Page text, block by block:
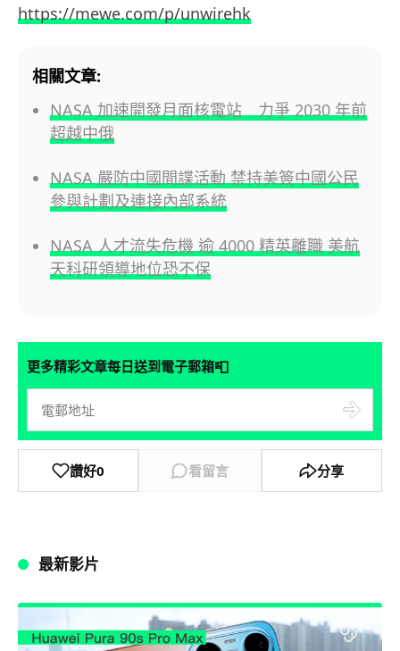
https://mewe.com/p/unwirehk
相關文章:
NASA 加速開發月面核電站 力爭 2030 年前
超越中俄
NASA 嚴防中國間諜活動 禁持美簽中國公民
參與計劃及連接內部系統
NASA 人才流失危機 逾 4000 精英離職 美航
天科研領導地位恐不保
更多精彩文章每日送到電子郵箱📮
讚好0 看留言 分享
最新影片